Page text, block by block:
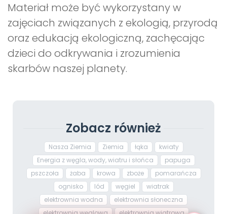
Materiał może być wykorzystany w
zajęciach związanych z ekologią, przyrodą
oraz edukacją ekologiczną, zachęcając
dzieci do odkrywania i zrozumienia
skarbów naszej planety.
Zobacz również
Nasza Ziemia Ziemia łąka
kwiaty
Energia z węgla, wody, wiatru i słońca
papuga
pszczoła
żaba krowa zboże
pomarańcza
ognisko
lód węgiel
wiatrak
elektrownia wodna
elektrownia słoneczna